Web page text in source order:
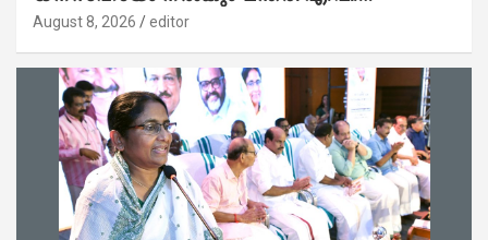
അനിൽകുമാർ
August 8, 2026 editor